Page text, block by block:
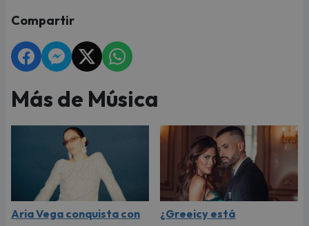
Compartir
Más de Música
Aria Vega conquista con
¿Greeicy está